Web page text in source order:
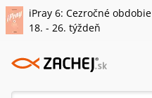
iPray 6: Cezročné obdobie
18. - 26. týždeň